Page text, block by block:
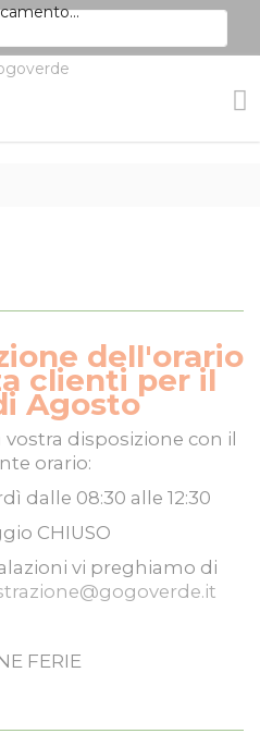
dell'orario
clienti per il
Agosto
vostra disposizione con il
orario:
dalle 08:30 alle 12:30
CHIUSO
vi preghiamo di
FERIE